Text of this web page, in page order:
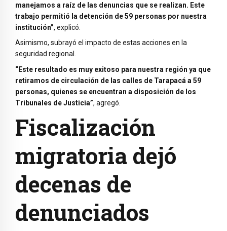
manejamos a raíz de las denuncias que se realizan. Este
trabajo permitió la detención de 59 personas por nuestra
institución”, explicó.
Asimismo, subrayó el impacto de estas acciones en la
seguridad regional.
“Este resultado es muy exitoso para nuestra región ya que
retiramos de circulación de las calles de Tarapacá a 59
personas, quienes se encuentran a disposición de los
Tribunales de Justicia”, agregó.
Fiscalización
migratoria dejó
decenas de
denunciados